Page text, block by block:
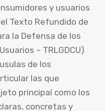
y usuarios
Texto Refundido de
la Defensa de los
– TRLGDCU)
de los
las que
principal como los
concretas y